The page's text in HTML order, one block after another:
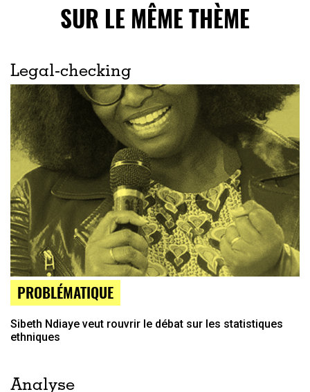
SUR LE MÊME THÈME
Legal-checking
PROBLÉMATIQUE
Sibeth Ndiaye veut rouvrir le débat sur les statistiques
ethniques
Analyse